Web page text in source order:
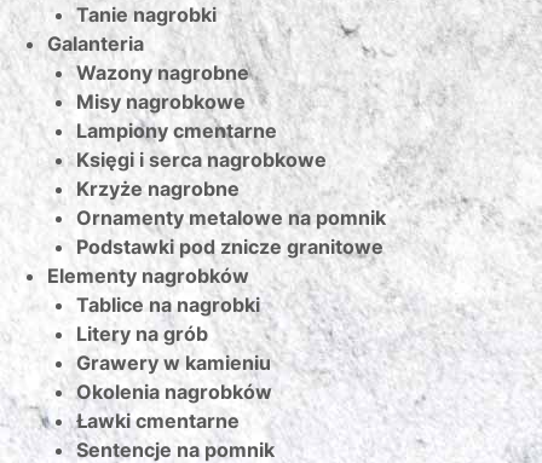
Tanie nagrobki
Galanteria
Wazony nagrobne
Misy nagrobkowe
Lampiony cmentarne
Księgi i serca nagrobkowe
Krzyże nagrobne
Ornamenty metalowe na pomnik
Podstawki pod znicze granitowe
Elementy nagrobków
Tablice na nagrobki
Litery na grób
Grawery w kamieniu
Okolenia nagrobków
Ławki cmentarne
Sentencje na pomnik